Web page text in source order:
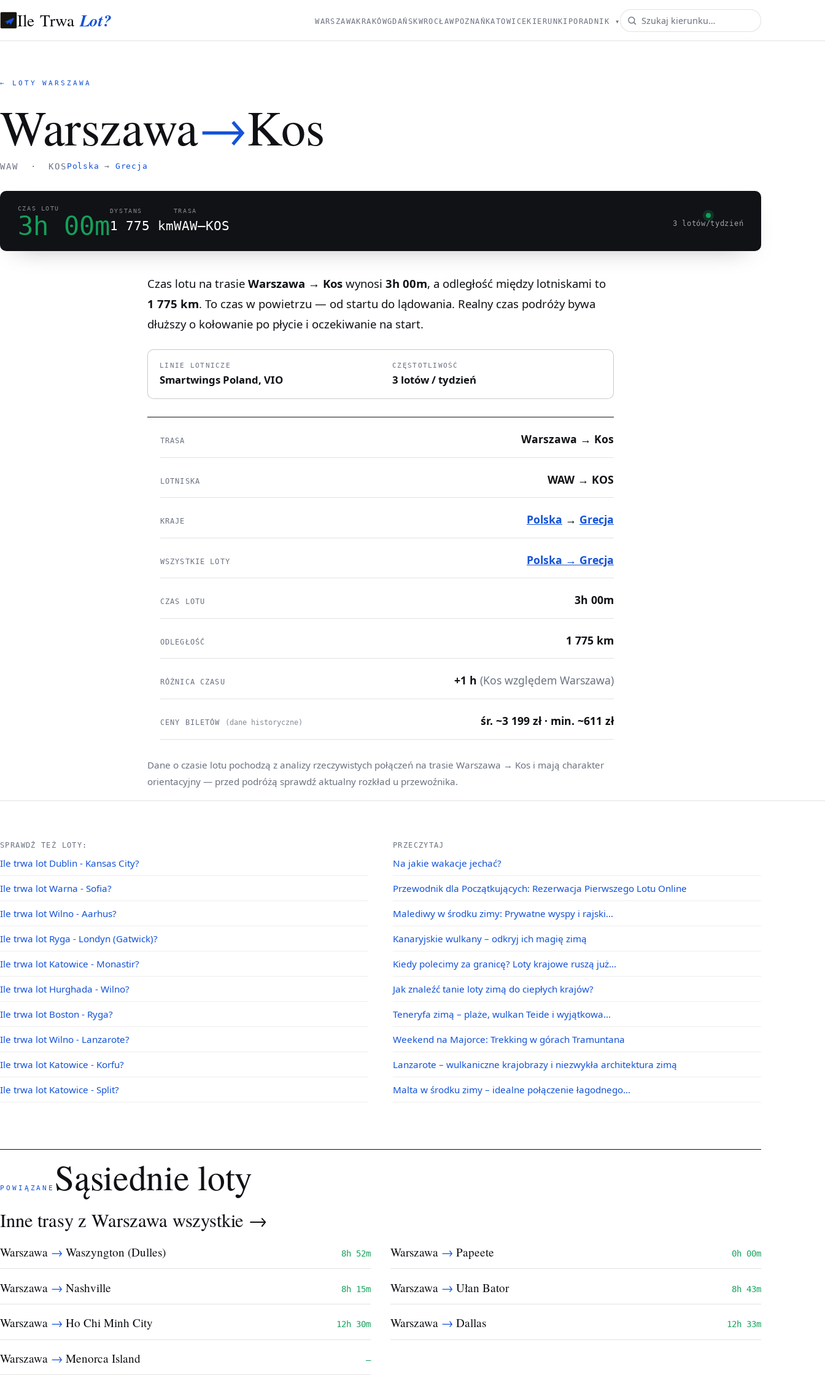
Ile TrwaLot? WARSZAWAKRAKÓWGDAŃSKWROCŁAW POZNAŃKATOWICEKIERUNKI PORADNIK ▾
← LOTY WARSZAWA
Warszawa→Kos
WAW · KOS Polska → Grecja
CZAS LOTU
3h 00m
DYSTANS
1 775 km
TRASA
WAW–KOS 3 lotów/tydzień
Czas lotu na trasie Warszawa → Kos wynosi 3h 00m, a odległość między lotniskami to
1 775 km. To czas w powietrzu — od startu do lądowania. Realny czas podróży bywa
dłuższy o kołowanie po płycie i oczekiwanie na start.
LINIE LOTNICZE
Smartwings Poland, VIO
CZĘSTOTLIWOŚĆ
3 lotów / tydzień
TRASA Warszawa → Kos
LOTNISKA WAW → KOS
KRAJE Polska → Grecja
WSZYSTKIE LOTY Polska → Grecja
CZAS LOTU 3h 00m
ODLEGŁOŚĆ 1 775 km
RÓŻNICA CZASU +1 h (Kos względem Warszawa)
CENY BILETÓW (dane historyczne) śr. ~3 199 zł · min. ~611 zł
Dane o czasie lotu pochodzą z analizy rzeczywistych połączeń na trasie Warszawa → Kos i mają charakter
orientacyjny — przed podróżą sprawdź aktualny rozkład u przewoźnika.
SPRAWDŹ TEŻ LOTY:
Ile trwa lot Dublin - Kansas City?
Ile trwa lot Warna - Sofia?
Ile trwa lot Wilno - Aarhus?
Ile trwa lot Ryga - Londyn (Gatwick)?
Ile trwa lot Katowice - Monastir?
Ile trwa lot Hurghada - Wilno?
Ile trwa lot Boston - Ryga?
Ile trwa lot Wilno - Lanzarote?
Ile trwa lot Katowice - Korfu?
Ile trwa lot Katowice - Split?
PRZECZYTAJ
Na jakie wakacje jechać?
Przewodnik dla Początkujących: Rezerwacja Pierwszego Lotu Online
Malediwy w środku zimy: Prywatne wyspy i rajski…
Kanaryjskie wulkany – odkryj ich magię zimą
Kiedy polecimy za granicę? Loty krajowe ruszą już…
Jak znaleźć tanie loty zimą do ciepłych krajów?
Teneryfa zimą – plaże, wulkan Teide i wyjątkowa…
Weekend na Majorce: Trekking w górach Tramuntana
Lanzarote – wulkaniczne krajobrazy i niezwykła architektura zimą
Malta w środku zimy – idealne połączenie łagodnego…
POWIĄZANE Sąsiednie loty
Inne trasy z Warszawawszystkie →
Warszawa → Waszyngton (Dulles) 8h 52m Warszawa → Papeete 0h 00m
Warszawa → Nashville 8h 15m Warszawa → Ułan Bator 8h 43m
Warszawa → Ho Chi Minh City 12h 30m Warszawa → Dallas 12h 33m
Warszawa → Menorca Island —